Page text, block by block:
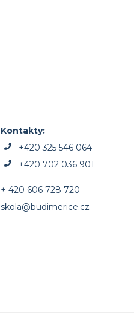
Kontakty:
+420 325 546 064
+420 702 036 901
+ 420 606 728 720
skola@budimerice.cz